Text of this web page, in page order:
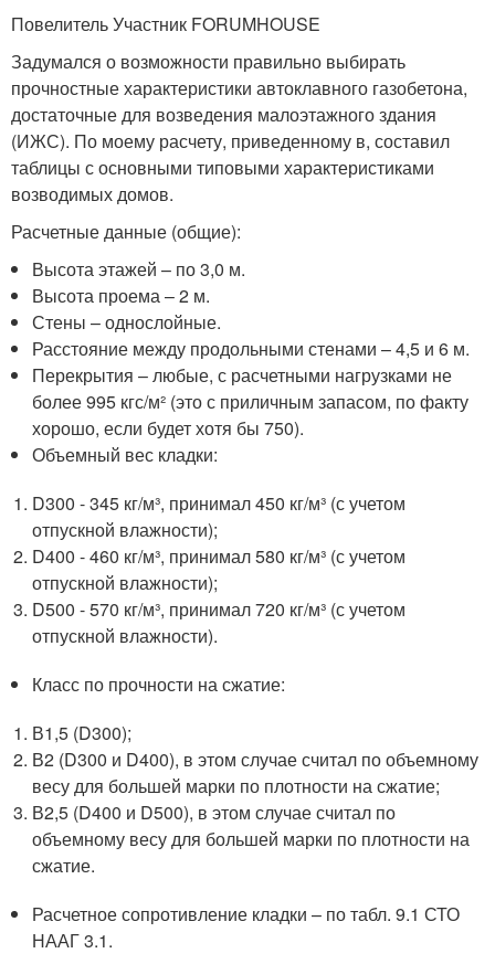
Повелитель Участник FORUMHOUSE
Задумался о возможности правильно выбирать
прочностные характеристики автоклавного газобетона,
достаточные для возведения малоэтажного здания
(ИЖС). По моему расчету, приведенному в, составил
таблицы с основными типовыми характеристиками
возводимых домов.
Расчетные данные (общие):
Высота этажей – по 3,0 м.
Высота проема – 2 м.
Стены – однослойные.
Расстояние между продольными стенами – 4,5 и 6 м.
Перекрытия – любые, с расчетными нагрузками не
более 995 кгс/м² (это с приличным запасом, по факту
хорошо, если будет хотя бы 750).
Объемный вес кладки:
D300 - 345 кг/м³, принимал 450 кг/м³ (с учетом
отпускной влажности);
D400 - 460 кг/м³, принимал 580 кг/м³ (с учетом
отпускной влажности);
D500 - 570 кг/м³, принимал 720 кг/м³ (с учетом
отпускной влажности).
Класс по прочности на сжатие:
В1,5 (D300);
В2 (D300 и D400), в этом случае считал по объемному
весу для большей марки по плотности на сжатие;
В2,5 (D400 и D500), в этом случае считал по
объемному весу для большей марки по плотности на
сжатие.
Расчетное сопротивление кладки – по табл. 9.1 СТО
НААГ 3.1.